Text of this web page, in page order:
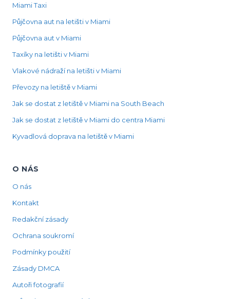
Miami Taxi
Půjčovna aut na letišti v Miami
Půjčovna aut v Miami
Taxíky na letišti v Miami
Vlakové nádraží na letišti v Miami
Převozy na letiště v Miami
Jak se dostat z letiště v Miami na South Beach
Jak se dostat z letiště v Miami do centra Miami
Kyvadlová doprava na letiště v Miami
O NÁS
O nás
Kontakt
Redakční zásady
Ochrana soukromí
Podmínky použití
Zásady DMCA
Autoři fotografií